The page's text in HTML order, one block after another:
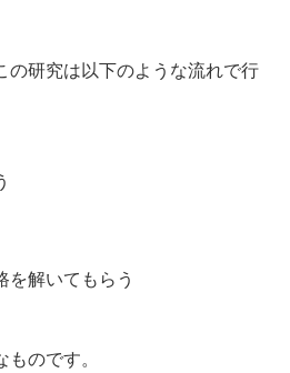
の研究は以下のような流れで行
解いてもらう
のです。